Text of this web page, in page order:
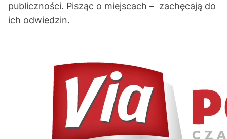
publiczności. Pisząc o miejscach – zachęcają do
ich odwiedzin.